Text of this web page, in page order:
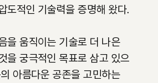
도적인 기술력을 증명해 왔다.
을 움직이는 기술로 더 나은
을 궁극적인 목표로 삼고 있으
아름다운 공존을 고민하는